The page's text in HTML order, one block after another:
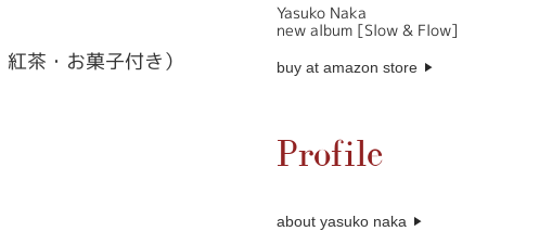
茶・お菓子付き）
Yasuko Naka
new album [Slow & Flow]
buy at amazon store
Profile
about yasuko naka